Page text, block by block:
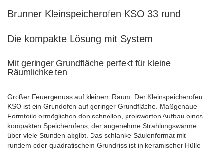
Brunner Kleinspeicherofen KSO 33 rund
Die kompakte Lösung mit System
Mit geringer Grundfläche perfekt für kleine
Räumlichkeiten
Großer Feuergenuss auf kleinem Raum: Der Kleinspeicherofen
KSO ist ein Grundofen auf geringer Grundfläche. Maßgenaue
Formteile ermöglichen den schnellen, preiswerten Aufbau eines
kompakten Speicherofens, der angenehme Strahlungswärme
über viele Stunden abgibt. Das schlanke Säulenformat mit
rundem oder quadratischem Grundriss ist in keramischer Hülle